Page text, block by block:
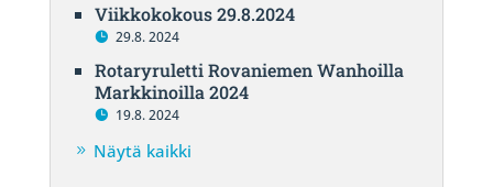
Viikkokokous 29.8.2024
29.8. 2024
Rotaryruletti Rovaniemen Wanhoilla
Markkinoilla 2024
19.8. 2024
Näytä kaikki